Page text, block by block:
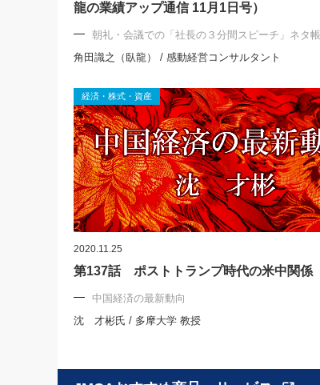
龍の業績アップ通信 11月1日号）
朝礼・会議での「社長の３分間スピーチ」ネタ帳
角田識之（臥龍） / 感動経営コンサルタント
経済・株式・資産
2020.11.25
第137話 ポストトランプ時代の米中関係
中国経済の最新動向
沈 才彬氏 / 多摩大学 教授